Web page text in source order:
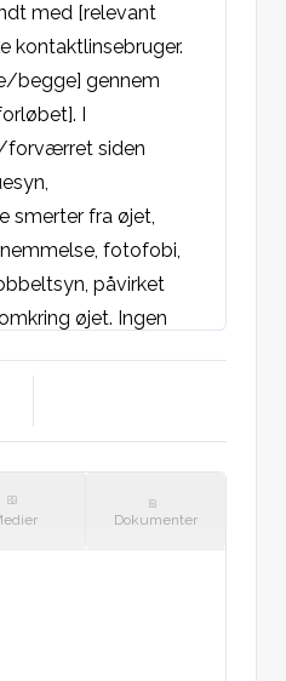
med [relevant
kontaktlinsebruger.
begge] gennem
I
siden
smerter fra øjet,
fotofobi,
påvirket
øjet. Ingen
traume mod øjet.
UV-lys/svejsning.
præget. Dokumenter